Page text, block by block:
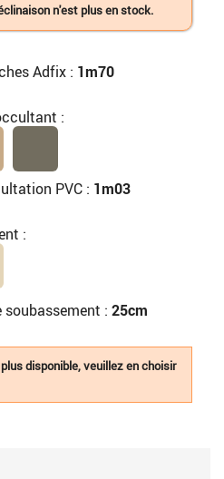
n'est plus en stock.
Adfix : 1m70
:
PVC : 1m03
:
soubassement : 25cm
disponible, veuillez en choisir